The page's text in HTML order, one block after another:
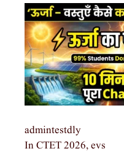
admintestdly
In CTET 2026, evs